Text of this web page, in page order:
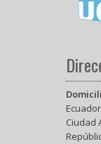
Ciudad